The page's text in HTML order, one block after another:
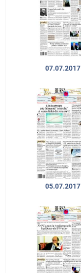
07.07.2017
05.07.2017